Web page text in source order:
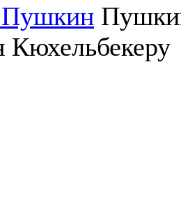
Пушкин
Кюхельбекеру